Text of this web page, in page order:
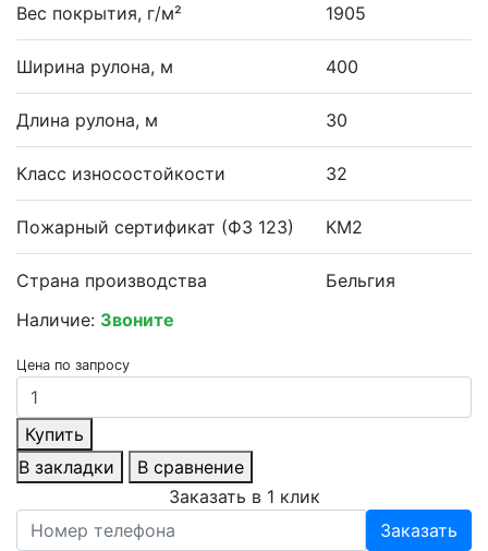
Вес покрытия, г/м² 1905
Ширина рулона, м 400
Длина рулона, м 30
Класс износостойкости 32
Пожарный сертификат (ФЗ 123) КМ2
Страна производства
Бельгия
Наличие: Звоните
Цена по запросу
Купить
В закладки
В сравнение
Заказать в 1 клик
Заказать